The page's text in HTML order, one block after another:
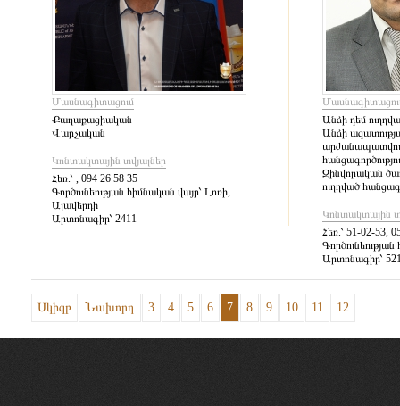
Մասնագիտացում
Քաղաքացիական
Վարչական
Կոնտակտային տվյալներ
Հեռ.՝ , 094 26 58 35
Գործունեության հիմնական վայր՝ Լոռի,
Ալավերդի
Արտոնագիր՝ 2411
Անձի դեմ
Անձի
Զինվորական
ուղղված
Կոնտակտային
Հեռ.՝ 51-02-53,
Արտոնագիր՝
Սկիզբ Նախորդ 3 4 5 6 7 8 9 10 11 12